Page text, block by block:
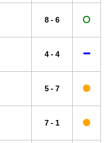
8 - 6
4- 4
5 - 7
7 - 1